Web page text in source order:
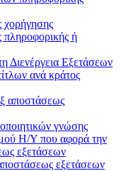
χορήγησης
πληροφορικής ή
Διενέργεια Εξετάσεων
ανά κράτος
αποστάσεως
γνώσης
Η/Υ που αφορά την
εξετάσεων
εξετάσεων